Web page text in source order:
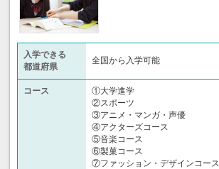
入学できる
都道府県
全国から入学可能
コース
①大学進学
②スポーツ
③アニメ・マンガ・声優
④アクターズコース
⑤音楽コース
⑥製菓コース
⑦ファッション・デザインコース